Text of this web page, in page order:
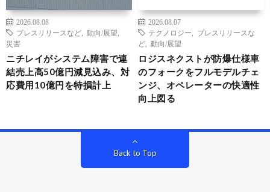
2026.08.08
プレスリリースなど
動向/展望
災害
ニチレイがシステム障害で連
結売上高50億円減見込み、対
応費用10億円を特損計上
2026.08.07
テクノロジー
プレスリリースな
ど
動向/展望
ロジスネクストが防爆仕様車
のフォークをフルモデルチェ
ンジ、オペレーターの快適性
向上図る
Back to Top